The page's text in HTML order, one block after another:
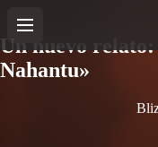
Un nuevo
Nahantu»